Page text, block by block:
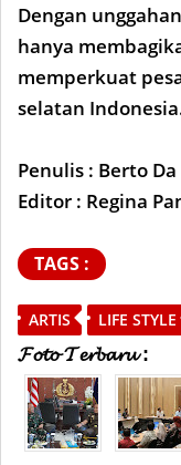
Dengan
hanya
memperkuat
selatan
Penulis : Berto Da
Editor : Regina
TAGS :
ARTIS LIFE STYLE
𝓕𝓸𝓽𝓸 𝓣𝓮𝓻𝓫𝓪𝓻𝓾 :